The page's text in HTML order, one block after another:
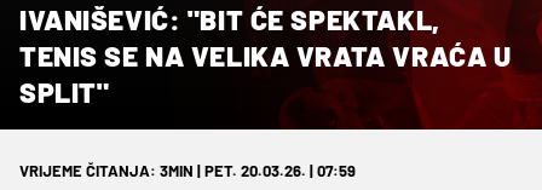
IVANIŠEVIĆ: "BIT ĆE SPEKTAKL,
TENIS SE NA VELIKA VRATA VRAĆA U
SPLIT"
VRIJEME ČITANJA: 3MIN | PET. 20.03.26. | 07:59